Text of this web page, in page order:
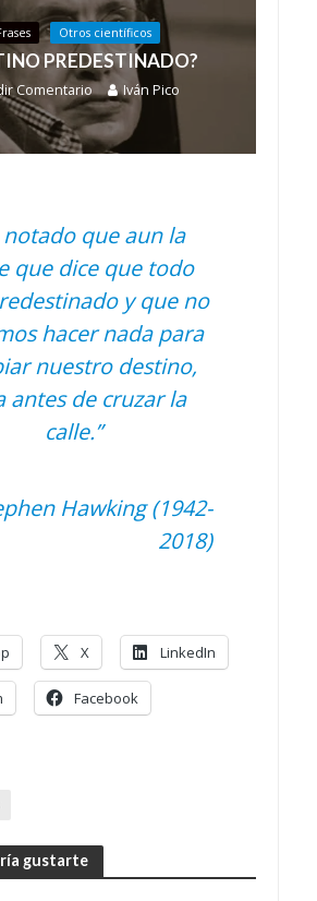
Otros científicos
PREDESTINADO?
Comentario Iván Pico
notado que aun la
que dice que todo
y que no
hacer nada para
nuestro destino,
antes de cruzar la
calle.”
Hawking (1942-
2018)
X LinkedIn
Facebook
gustarte